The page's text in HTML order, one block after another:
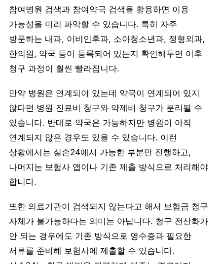
참여병원 검색과 참여약국 검색을 활용하면 이용
가능성을 미리 파악할 수 있습니다. 특히 자주
방문하는 내과, 이비인후과, 소아청소년과, 정형외과,
한의원, 약국 등이 등록되어 있는지 확인해두면 이후
청구 과정이 훨씬 빨라집니다.
만약 병원은 연계되어 있는데 약국이 연계되어 있지
않다면 병원 진료비 청구와 약제비 청구가 분리될 수
있습니다. 반대로 약국은 가능하지만 병원이 아직
연계되지 않은 경우도 있을 수 있습니다. 이런
상황에서는 실손24에서 가능한 부분만 진행하고,
나머지는 보험사 앱이나 기존 제출 방식으로 처리해야
합니다.
또한 의료기관이 검색되지 않는다고 해서 보험금 청구
자체가 불가능하다는 의미는 아닙니다. 청구 전산화가
안 되는 경우에도 기존 방식으로 영수증과 필요한
서류를 준비해 보험사에 제출할 수 있습니다.